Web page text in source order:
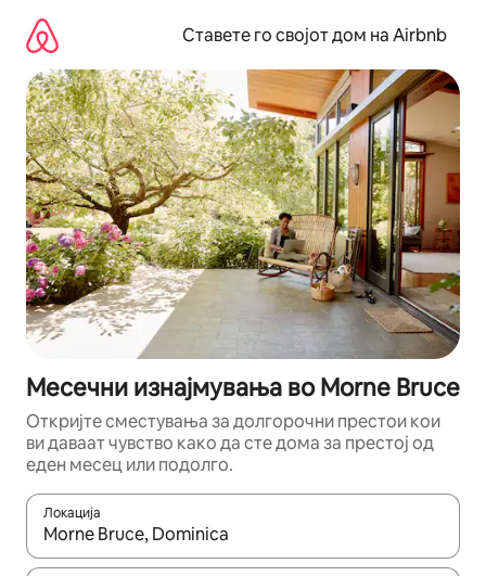
содржина
Ставете го својот дом на Airbnb
Месечни изнајмувања во Morne Bruce
Откријте сместувања за долгорочни престои кои
ви даваат чувство како да сте дома за престој од
еден месец или подолго.
Локација
Кога резултатите се достапни, движете се со копчињата